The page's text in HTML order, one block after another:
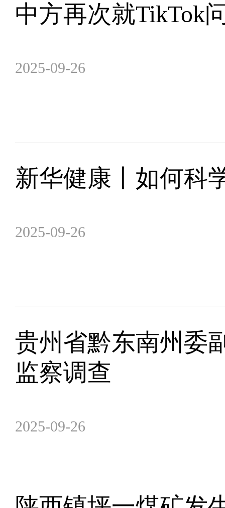
中方再次就TikTok
2025-09-26
新华健康丨如何科
2025-09-26
贵州省黔东南州委
监察调查
2025-09-26